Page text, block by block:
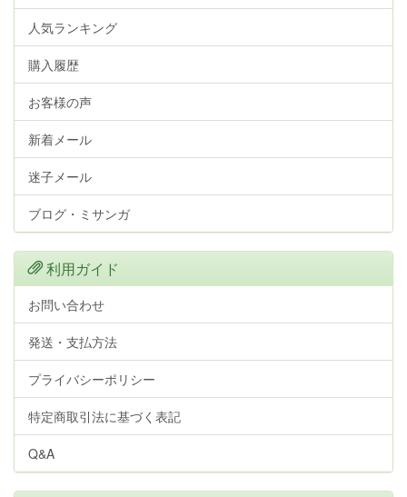
人気ランキング
購入履歴
お客様の声
新着メール
迷子メール
ブログ・ミサンガ
利用ガイド
お問い合わせ
発送・支払方法
プライバシーポリシー
特定商取引法に基づく表記
Q&A